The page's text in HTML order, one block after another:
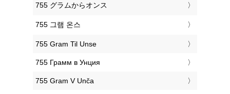
‎755 グラムからオンス
‎755 그램 온스
‎755 Gram Til Unse
‎755 Грамм в Унция
‎755 Gram V Unča